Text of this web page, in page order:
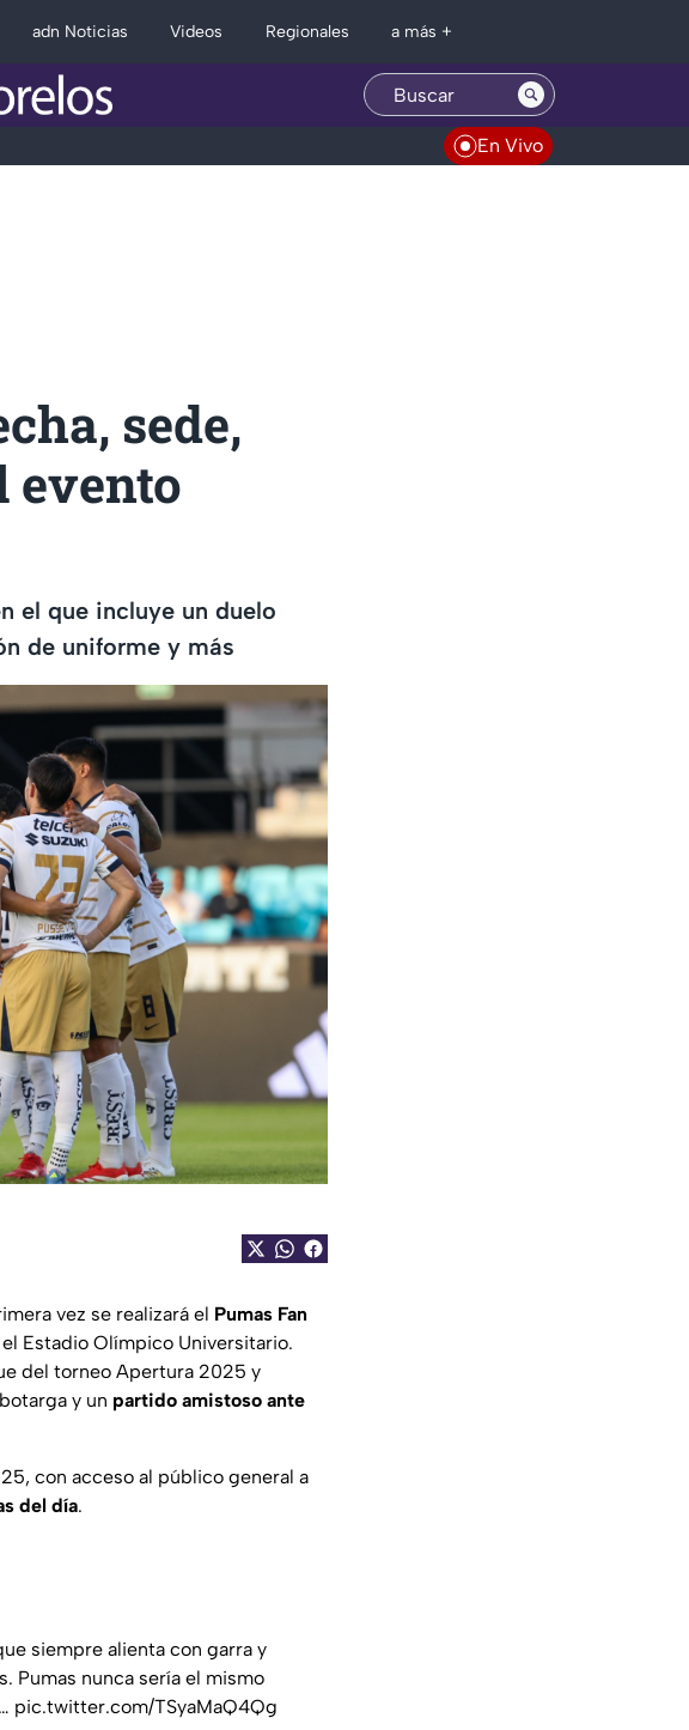
adn Noticias Videos Regionales a más +
En Vivo
sede,
evento
el que incluye un duelo
de uniforme y más
vez se realizará el Pumas Fan
Estadio Olímpico Universitario.
del torneo Apertura 2025 y
y un partido amistoso ante
con acceso al público general a
del día.
siempre alienta con garra y
Pumas nunca sería el mismo
pic.twitter.com/TSyaMaQ4Qg